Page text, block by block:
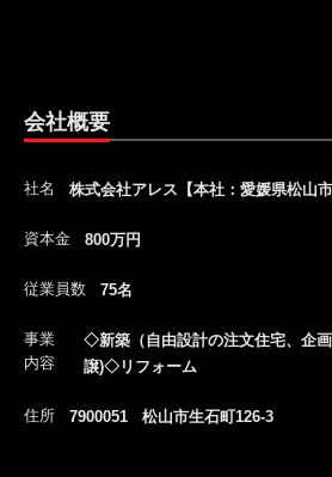
会社概要
社名 株式会社アレス【本社：愛媛県松山市
資本金 800万円
従業員数 75名
事業
内容
◇新築（自由設計の注文住宅、企
譲)◇リフォーム
住所 7900051 松山市生石町126-3